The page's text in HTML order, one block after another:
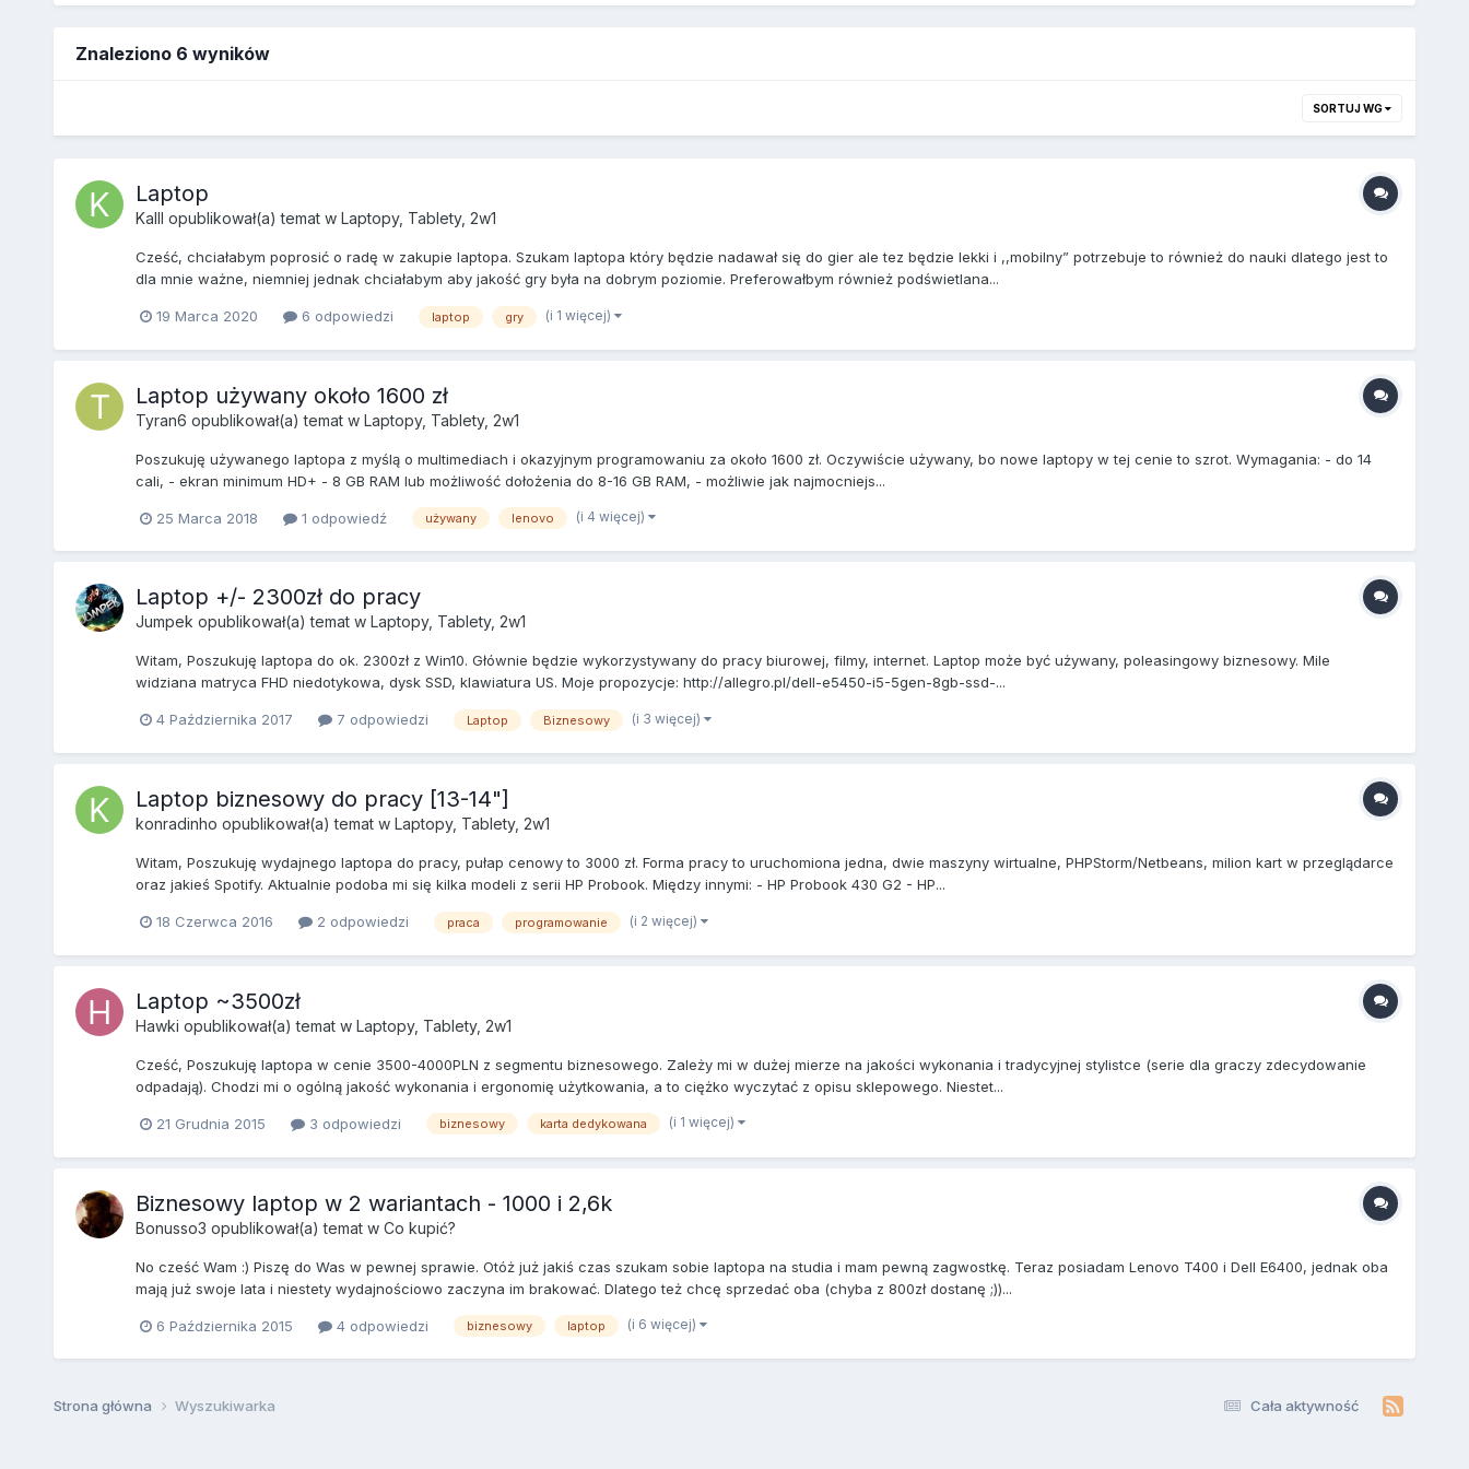
Znaleziono 6 wyników
SORTUJ WG
Laptop
Kalll opublikował(a) temat w Laptopy, Tablety, 2w1
Cześć, chciałabym poprosić o radę w zakupie laptopa. Szukam laptopa który będzie nadawał się do gier ale tez będzie lekki i ,,mobilny” potrzebuje to również do nauki dlatego jest to
dla mnie ważne, niemniej jednak chciałabym aby jakość gry była na dobrym poziomie. Preferowałbym również podświetlana...
19 Marca 2020 6 odpowiedzi laptop gry (i 1 więcej)
Laptop używany około 1600 zł
Tyran6 opublikował(a) temat w Laptopy, Tablety, 2w1
Poszukuję używanego laptopa z myślą o multimediach i okazyjnym programowaniu za około 1600 zł. Oczywiście używany, bo nowe laptopy w tej cenie to szrot. Wymagania: - do 14
cali, - ekran minimum HD+ - 8 GB RAM lub możliwość dołożenia do 8-16 GB RAM, - możliwie jak najmocniejs...
25 Marca 2018 1 odpowiedź używany lenovo (i 4 więcej)
Laptop +/- 2300zł do pracy
Jumpek opublikował(a) temat w Laptopy, Tablety, 2w1
Witam, Poszukuję laptopa do ok. 2300zł z Win10. Głównie będzie wykorzystywany do pracy biurowej, filmy, internet. Laptop może być używany, poleasingowy biznesowy. Mile
widziana matryca FHD niedotykowa, dysk SSD, klawiatura US. Moje propozycje: http://allegro.pl/dell-e5450-i5-5gen-8gb-ssd-...
4 Października 2017 7 odpowiedzi Laptop Biznesowy (i 3 więcej)
Laptop biznesowy do pracy [13-14"]
konradinho opublikował(a) temat w Laptopy, Tablety, 2w1
Witam, Poszukuję wydajnego laptopa do pracy, pułap cenowy to 3000 zł. Forma pracy to uruchomiona jedna, dwie maszyny wirtualne, PHPStorm/Netbeans, milion kart w przeglądarce
oraz jakieś Spotify. Aktualnie podoba mi się kilka modeli z serii HP Probook. Między innymi: - HP Probook 430 G2 - HP...
18 Czerwca 2016 2 odpowiedzi praca programowanie (i 2 więcej)
Laptop ~3500zł
Hawki opublikował(a) temat w Laptopy, Tablety, 2w1
Cześć, Poszukuję laptopa w cenie 3500-4000PLN z segmentu biznesowego. Zależy mi w dużej mierze na jakości wykonania i tradycyjnej stylistce (serie dla graczy zdecydowanie
odpadają). Chodzi mi o ogólną jakość wykonania i ergonomię użytkowania, a to ciężko wyczytać z opisu sklepowego. Niestet...
21 Grudnia 2015 3 odpowiedzi biznesowy karta dedykowana (i 1 więcej)
Biznesowy laptop w 2 wariantach - 1000 i 2,6k
Bonusso3 opublikował(a) temat w Co kupić?
No cześć Wam :) Piszę do Was w pewnej sprawie. Otóż już jakiś czas szukam sobie laptopa na studia i mam pewną zagwostkę. Teraz posiadam Lenovo T400 i Dell E6400, jednak oba
mają już swoje lata i niestety wydajnościowo zaczyna im brakować. Dlatego też chcę sprzedać oba (chyba z 800zł dostanę ;))...
6 Października 2015 4 odpowiedzi biznesowy laptop (i 6 więcej)
Cała aktywność
Strona główna Wyszukiwarka